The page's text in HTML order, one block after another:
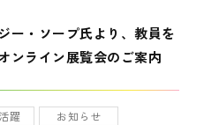
ー・ソープ氏より、教員を
ンライン展覧会のご案内
躍 お知らせ